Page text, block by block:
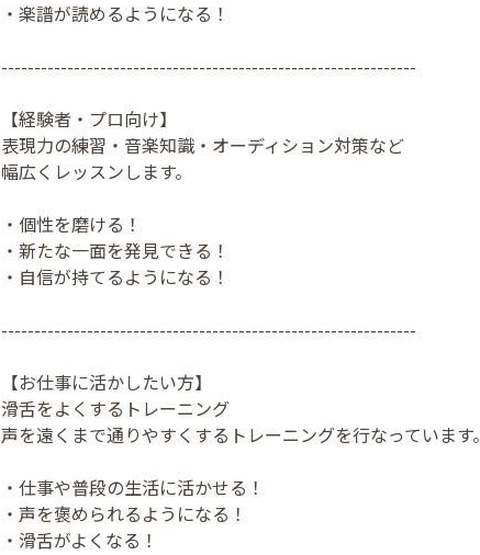
・楽譜が読めるようになる！
---------------------------------------------------------------
【経験者・プロ向け】
表現力の練習・音楽知識・オーディション対策など
幅広くレッスンします。
・個性を磨ける！
・新たな一面を発見できる！
・自信が持てるようになる！
---------------------------------------------------------------
【お仕事に活かしたい方】
滑舌をよくするトレーニング
声を遠くまで通りやすくするトレーニングを行なっています。
・仕事や普段の生活に活かせる！
・声を褒められるようになる！
・滑舌がよくなる！